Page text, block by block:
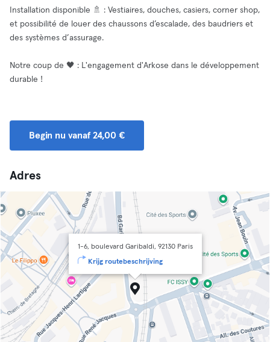
Installation disponible 🚿 : Vestiaires, douches, casiers, corner shop,
et possibilité de louer des chaussons d’escalade, des baudriers et
des systèmes d’assurage.
Notre coup de 🖤 : L'engagement d'Arkose dans le développement
durable !
Begin nu vanaf 24,00 €
Adres
1-6, boulevard Garibaldi, 92130 Paris
Krijg routebeschrijving